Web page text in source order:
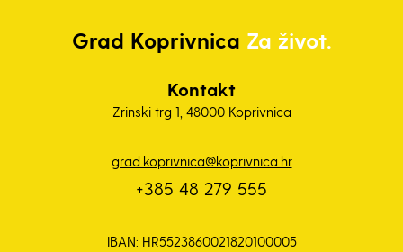
Grad Koprivnica Za život.
Kontakt
Zrinski trg 1, 48000 Koprivnica
grad.koprivnica@koprivnica.hr
+385 48 279 555
IBAN: HR5523860021820100005